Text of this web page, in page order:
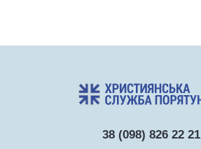
38 (098) 826 22 21